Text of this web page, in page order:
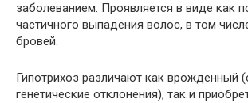
заболеванием. Проявляется в виде как
частичного выпадения волос, в том
бровей.
Гипотрихоз различают как врожденный
генетические отклонения), так и